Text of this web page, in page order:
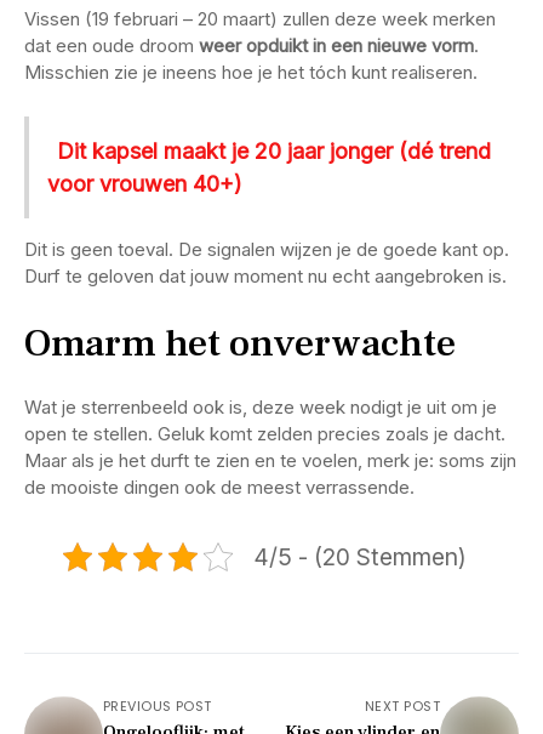
Vissen (19 februari – 20 maart) zullen deze week merken
dat een oude droom weer opduikt in een nieuwe vorm.
Misschien zie je ineens hoe je het tóch kunt realiseren.
Dit kapsel maakt je 20 jaar jonger (dé trend
voor vrouwen 40+)
Dit is geen toeval. De signalen wijzen je de goede kant op.
Durf te geloven dat jouw moment nu echt aangebroken is.
Omarm het onverwachte
Wat je sterrenbeeld ook is, deze week nodigt je uit om je
open te stellen. Geluk komt zelden precies zoals je dacht.
Maar als je het durft te zien en te voelen, merk je: soms zijn
de mooiste dingen ook de meest verrassende.
4/5 - (20 Stemmen)
PREVIOUS POST NEXT POST